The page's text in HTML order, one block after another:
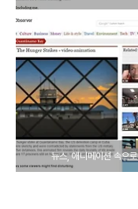
뉴스, 애니메이션 속으로